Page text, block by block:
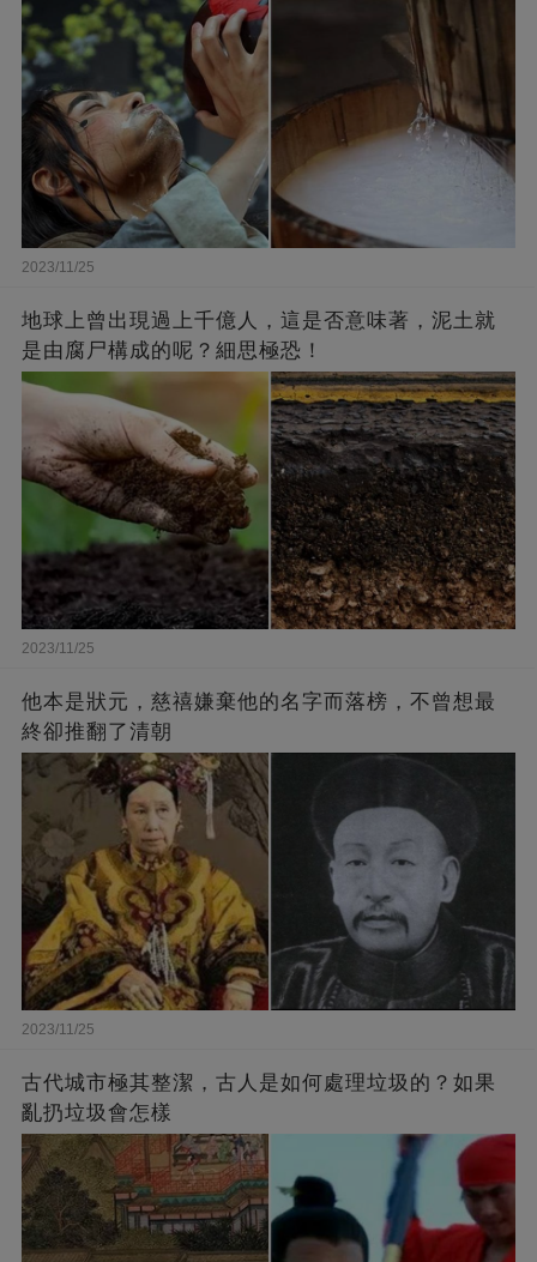
2023/11/25
地球上曾出現過上千億人，這是否意味著，泥土就
是由腐尸構成的呢？細思極恐！
2023/11/25
他本是狀元，慈禧嫌棄他的名字而落榜，不曾想最
終卻推翻了清朝
2023/11/25
古代城市極其整潔，古人是如何處理垃圾的？如果
亂扔垃圾會怎樣